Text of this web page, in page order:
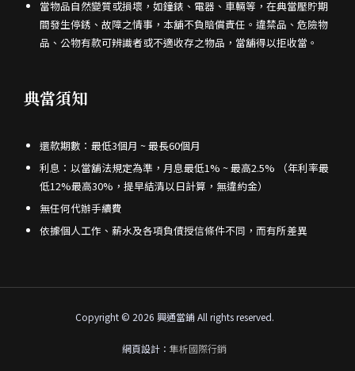
當物品自然變質或損壞，如鐘錶、電器、車輛等，在典當壓貯期
間發生停銹、故障之情事，本舖不負賠償責任。違禁品、危險物
品、公物有款可辨識者或不適收存之物品，當舖得以拒收當。
典當須知
還款期數：最低3個月 ~ 最長60個月
利息：以當舖法規定為準，月息最低1% ~ 最高2.5% （年利率最
低12%最高30%，提早結清以日計算，無違約金）
無任何代辦手續費
依據個人工作、薪水及各項負債授信條件不同，而有所差異
Copyright © 2026 興通當鋪 All rights reserved.
網頁設計： 隼析國際行銷